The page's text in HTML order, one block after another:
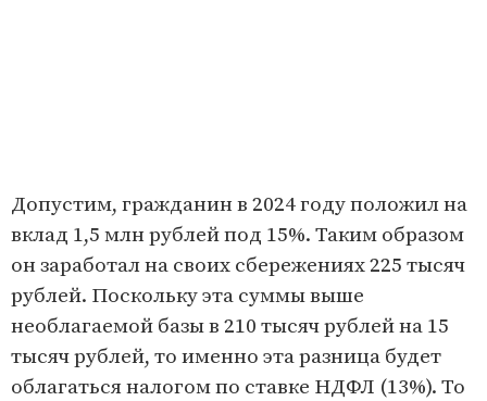
Допустим, гражданин в 2024 году положил на
вклад 1,5 млн рублей под 15%. Таким образом
он заработал на своих сбережениях 225 тысяч
рублей. Поскольку эта суммы выше
необлагаемой базы в 210 тысяч рублей на 15
тысяч рублей, то именно эта разница будет
облагаться налогом по ставке НДФЛ (13%). То